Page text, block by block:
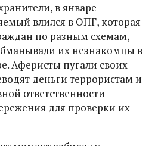
в январе
влился в ОПГ, которая
по разным схемам,
их незнакомцы в
Аферисты пугали своих
деньги террористам и
ответственности
для проверки их